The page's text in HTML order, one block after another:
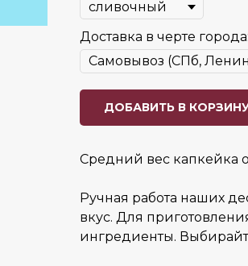
Доставка в черте города:
ДОБАВИТЬ В
Средний вес капкейка
Ручная работа наших
вкус. Для
ингредиенты.